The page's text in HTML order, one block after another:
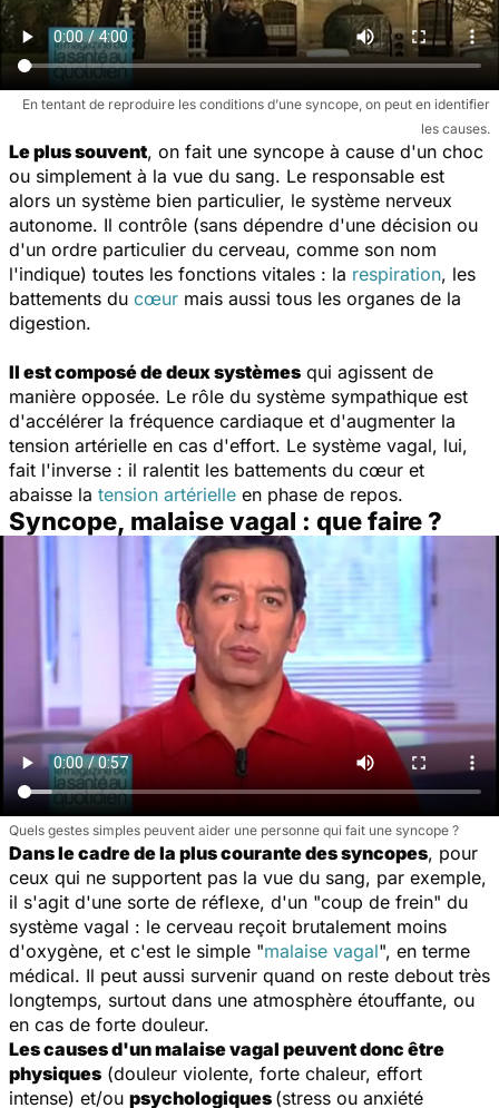
En tentant de reproduire les conditions d’une syncope, on peut en identifier
les causes.
Le plus souvent, on fait une syncope à cause d'un choc
ou simplement à la vue du sang. Le responsable est
alors un système bien particulier, le système nerveux
autonome. Il contrôle (sans dépendre d'une décision ou
d'un ordre particulier du cerveau, comme son nom
l'indique) toutes les fonctions vitales : la respiration, les
battements du cœur mais aussi tous les organes de la
digestion.
Il est composé de deux systèmes qui agissent de
manière opposée. Le rôle du système sympathique est
d'accélérer la fréquence cardiaque et d'augmenter la
tension artérielle en cas d'effort. Le système vagal, lui,
fait l'inverse : il ralentit les battements du cœur et
abaisse la tension artérielle en phase de repos.
Syncope, malaise vagal : que faire ?
Quels gestes simples peuvent aider une personne qui fait une syncope ?
Dans le cadre de la plus courante des syncopes, pour
ceux qui ne supportent pas la vue du sang, par exemple,
il s'agit d'une sorte de réflexe, d'un "coup de frein" du
système vagal : le cerveau reçoit brutalement moins
d'oxygène, et c'est le simple "malaise vagal", en terme
médical. Il peut aussi survenir quand on reste debout très
longtemps, surtout dans une atmosphère étouffante, ou
en cas de forte douleur.
Les causes d'un malaise vagal peuvent donc être
physiques (douleur violente, forte chaleur, effort
intense) et/ou psychologiques (stress ou anxiété